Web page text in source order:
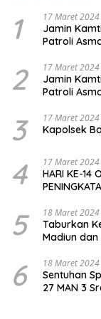
1 17 Maret 2024
Jamin
Patroli
2 17 Maret 2024
Jamin
Patroli
3 17 Maret 2024
Kapolsek
4 17 Maret 2024
HARI KE-14
5 18 Maret 2024
Taburkan
Madiun
6 18 Maret 2024
Sentuhan
27 MAN 3